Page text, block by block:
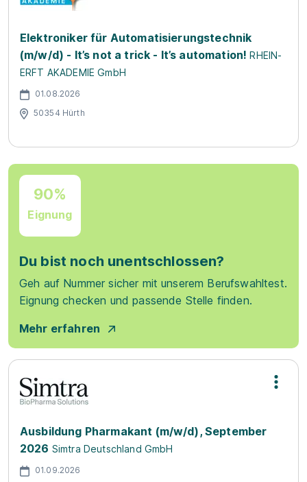
Elektroniker für Automatisierungstechnik
(m/w/d) - It’s not a trick - It’s automation! RHEIN-
ERFT AKADEMIE GmbH
01.08.2026
50354 Hürth
90%
Eignung
Du bist noch unentschlossen?
Geh auf Nummer sicher mit unserem Berufswahltest.
Eignung checken und passende Stelle finden.
Mehr erfahren
Ausbildung Pharmakant (m/w/d), September
2026 Simtra Deutschland GmbH
01.09.2026